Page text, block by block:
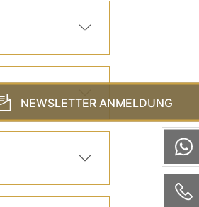
NEWSLETTER ANMELDUNG